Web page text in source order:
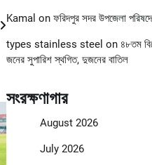
Kamal on ফরিদপুর সদর উপজেলা
types stainless steel on ৪৮তম
জনের সুপারিশ স্থগিত, দুজনের বাতিল
সংরক্ষণাগার
August 2026
July 2026